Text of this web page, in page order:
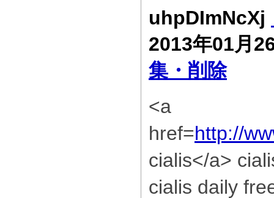
uhpDImNcXj
2013年01月
集・削除
<a
href=http://
cialis</a>
cialis daily